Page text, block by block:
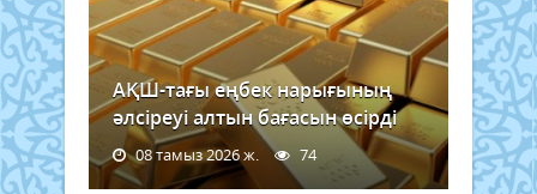
АҚШ-тағы еңбек нарығының
әлсіреуі алтын бағасын өсірді
08 тамыз 2026 ж. 74